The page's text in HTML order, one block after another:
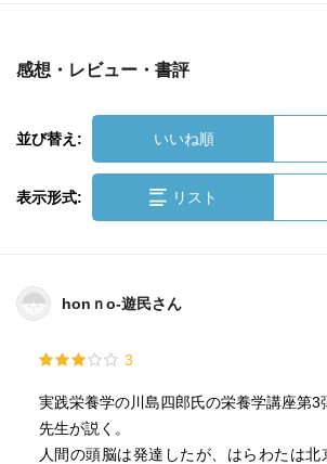
感想・レビュー・書評
並び替え: いいね順
表示形式: リスト
honｎo-遊民さん
3
実践栄養学の川島四郎氏の栄養学講座第3
先生が説く。
人間の頭脳は発達したが、はらわたは北